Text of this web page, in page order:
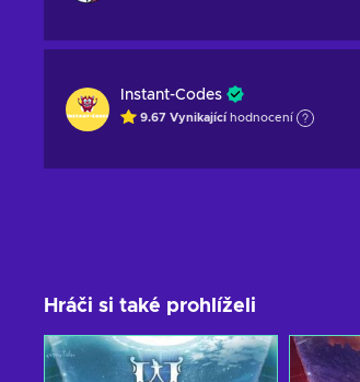
Instant-Codes
9.67 Vynikající hodnocení
Hráči si také prohlíželi